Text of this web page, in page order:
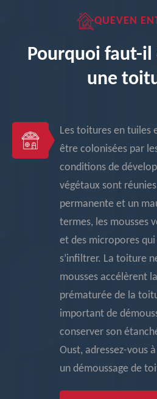
QUEVEN
Pourquoi faut-il
une
Les toitures en tuiles
être colonisées par
conditions de
végétaux sont
permanente et un
termes, les mousses
et des micropores qui
s’infiltrer. La toiture
mousses accélèrent
prématurée de la
important de
conserver son
Oust, adressez-vous
un démoussage de